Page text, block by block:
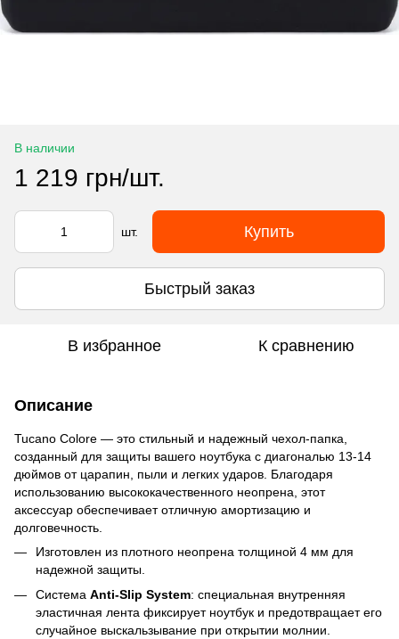
В наличии
1 219 грн/шт.
шт. Купить
Быстрый заказ
В избранное К сравнению
Описание
Tucano Colore — это стильный и надежный чехол-папка,
созданный для защиты вашего ноутбука с диагональю 13-14
дюймов от царапин, пыли и легких ударов. Благодаря
использованию высококачественного неопрена, этот
аксессуар обеспечивает отличную амортизацию и
долговечность.
Изготовлен из плотного неопрена толщиной 4 мм для
надежной защиты.
Система Anti-Slip System: специальная внутренняя
эластичная лента фиксирует ноутбук и предотвращает его
случайное выскальзывание при открытии молнии.